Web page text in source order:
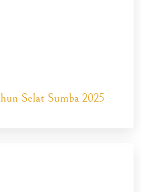
Selat Sumba 2025